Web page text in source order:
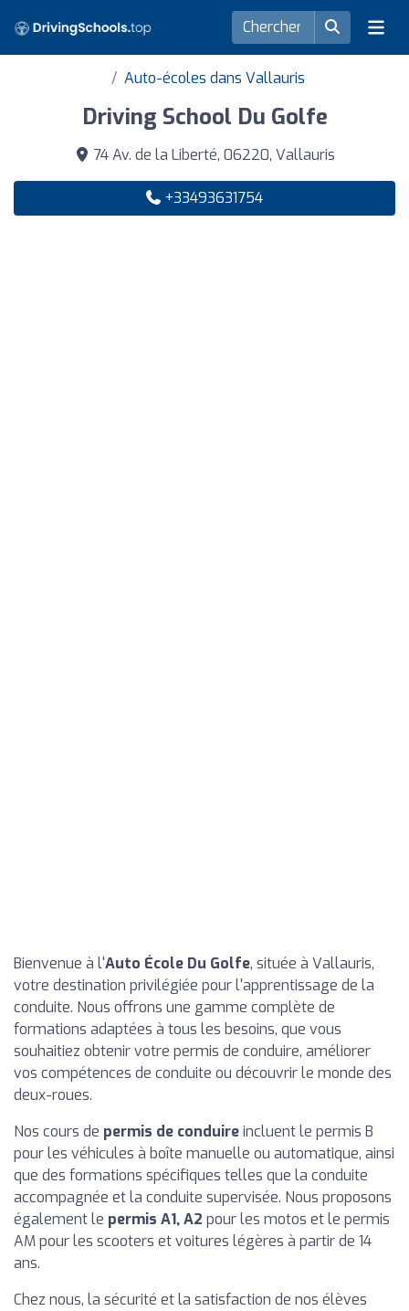
Auto-écoles dans Vallauris
Driving School Du Golfe
74 Av. de la Liberté, 06220, Vallauris
+33493631754
Bienvenue à l'Auto École Du Golfe, située à Vallauris,
votre destination privilégiée pour l'apprentissage de la
conduite. Nous offrons une gamme complète de
formations adaptées à tous les besoins, que vous
souhaitiez obtenir votre permis de conduire, améliorer
vos compétences de conduite ou découvrir le monde des
deux-roues.
Nos cours de permis de conduireincluent le permis B
pour les véhicules à boîte manuelle ou automatique, ainsi
que des formations spécifiques telles que la conduite
accompagnée et la conduite supervisée. Nous proposons
également le permis A1, A2 pour les motos et le permis
AM pour les scooters et voitures légères à partir de 14
ans.
Chez nous, la sécurité et la satisfaction de nos élèves